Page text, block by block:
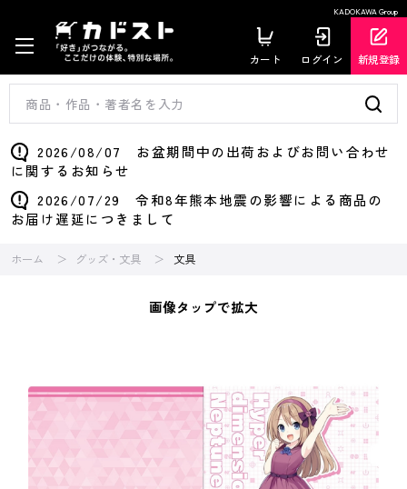
KADOKAWA Group
カート ログイン 新規登録
2026/08/07 お盆期間中の出荷およびお問い合わせ
に関するお知らせ
2026/07/29 令和8年熊本地震の影響による商品の
お届け遅延につきまして
ホーム グッズ・文具 文具
画像タップで拡大